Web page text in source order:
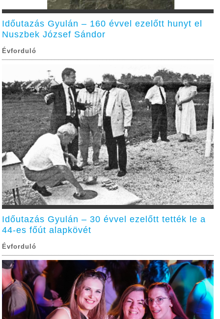
Időutazás Gyulán – 160 évvel ezelőtt hunyt el
Nuszbek József Sándor
Évforduló
Időutazás Gyulán – 30 évvel ezelőtt tették le a
44-es főút alapkövét
Évforduló